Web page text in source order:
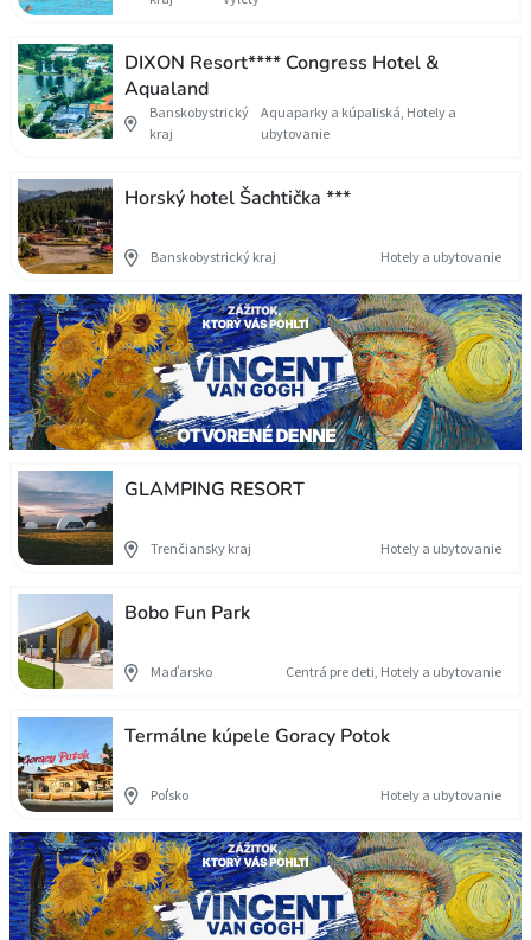
DIXON Resort**** Congress Hotel &
Aqualand
Banskobystrický
kraj
Aquaparky a kúpaliská, Hotely a
ubytovanie
Horský hotel Šachtička ***
Banskobystrický kraj Hotely a ubytovanie
GLAMPING RESORT
Trenčiansky kraj Hotely a ubytovanie
Bobo Fun Park
Maďarsko Centrá pre deti, Hotely a ubytovanie
Termálne kúpele Goracy Potok
Poľsko Hotely a ubytovanie